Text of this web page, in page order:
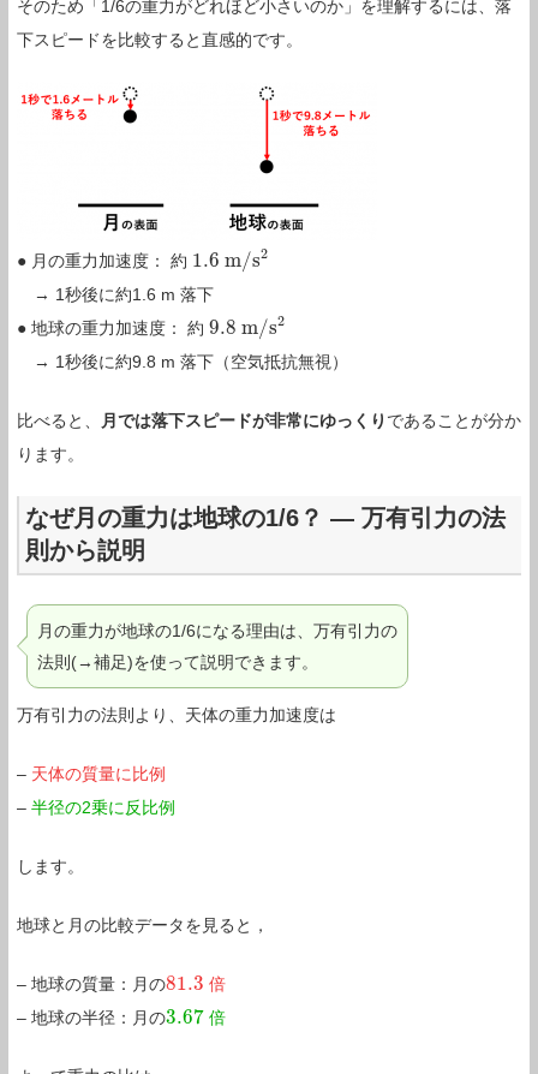
そのため「1/6の重力がどれほど小さいのか」を理解するには、落
下スピードを比較すると直感的です。
● 月の重力加速度： 約 1.6 m/s2
1.6m/s2
→ 1秒後に約1.6 m 落下
● 地球の重力加速度： 約 9.8 m/s2
9.8m/s2
→ 1秒後に約9.8 m 落下（空気抵抗無視）
比べると、 月では落下スピードが非常にゆっくり であることが分か
ります。
なぜ月の重力は地球の1/6？ ― 万有引力の法
則から説明
月の重力が地球の1/6になる理由は、万有引力の
法則(→補足)を使って説明できます。
万有引力の法則より、天体の重力加速度は
– 天体の質量に比例
– 半径の2乗に反比例
します。
地球と月の比較データを見ると，
– 地球の質量：月の81.3
81.3 倍
– 地球の半径：月の3.67
3.67 倍